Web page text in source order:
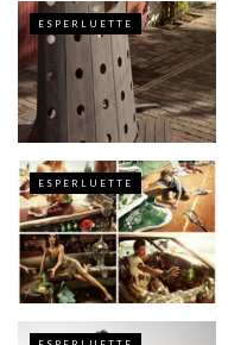
ESPERLUETTE
ESPERLUETTE